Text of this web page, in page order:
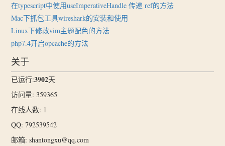
在typescript中使用useImperativeHandle 传递 ref的方法
Mac下抓包工具wireshark的安装和使用
Linux下修改vim主题配色的方法
php7.4开启opcache的方法
关于
已运行:3902天
访问量: 359365
在线人数: 1
QQ: 792539542
邮箱: shantongxu@qq.com